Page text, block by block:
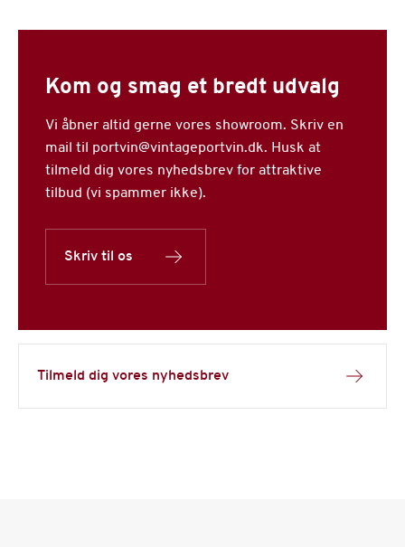
Tilmeld dig vores nyhedsbrev
Kom og smag et bredt udvalg
Vi åbner altid gerne vores showroom. Skriv en
mail til portvin@vintageportvin.dk. Husk at
tilmeld dig vores nyhedsbrev for attraktive
tilbud (vi spammer ikke).
Skriv til os